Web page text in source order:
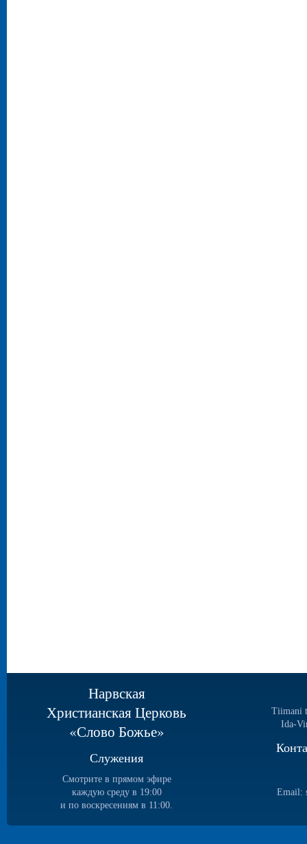
Нарвская
Христианская Церковь
«Слово Божье»
Служения
Смотрите в прямом эфире
каждую среду в 19:00
и по воскресениям в 11:00.
Tiimani
Ida-
Email: